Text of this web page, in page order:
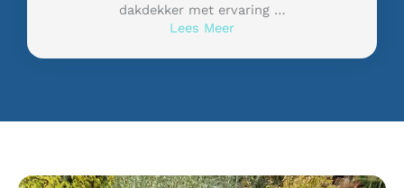
dakdekker met ervaring …
Lees Meer